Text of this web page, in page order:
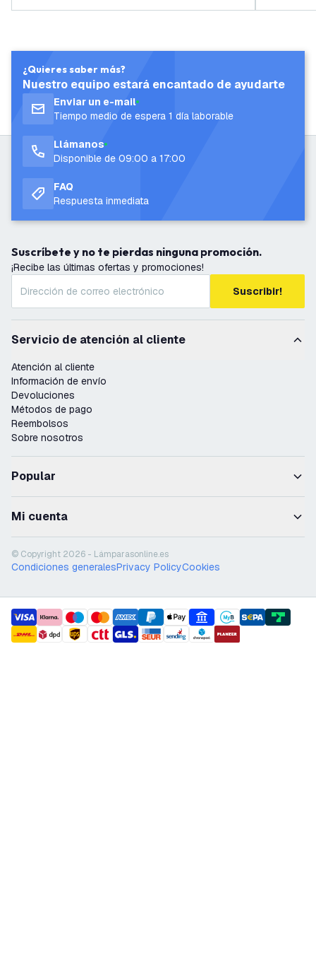
¿Quieres saber más?
Nuestro equipo estará encantado de ayudarte
Enviar un e-mail
Tiempo medio de espera 1 día laborable
Llámanos
Disponible de 09:00 a 17:00
FAQ
Respuesta inmediata
Suscríbete y no te pierdas ninguna promoción.
¡Recibe las últimas ofertas y promociones!
Suscribir!
Servicio de atención al cliente
Atención al cliente
Información de envío
Devoluciones
Métodos de pago
Reembolsos
Sobre nosotros
Popular
Mi cuenta
© Copyright 2026 - Lámparasonline.es
Condiciones generalesPrivacy PolicyCookies
payment methods
shipment methods